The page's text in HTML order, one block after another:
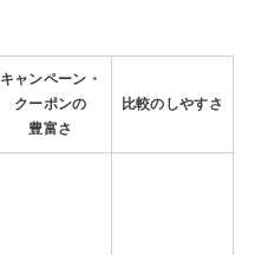
キャンペーン・
クーポンの
豊富さ
比較のしやすさ